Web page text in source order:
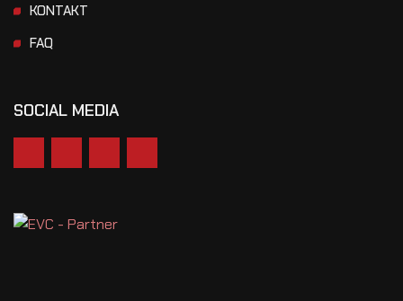
KONTAKT
FAQ
SOCIAL MEDIA